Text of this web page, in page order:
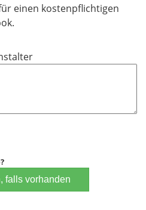
einen kostenpflichtigen
falls vorhanden